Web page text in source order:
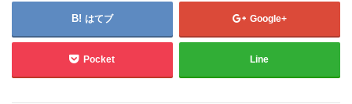
はてブ Google+
Pocket Line